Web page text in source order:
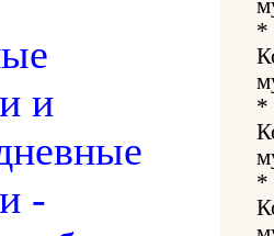
и
-
*
*
*